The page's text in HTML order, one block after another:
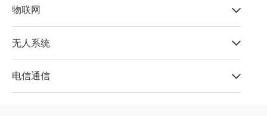
物联网
无人系统
电信通信